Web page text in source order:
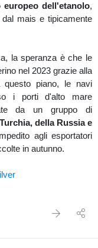
europeo dell'etanolo,
mais e tipicamente
la speranza è che le
nel 2023 grazie alla
piano, le navi
i porti d'alto mare
da un gruppo di
della Russia e
agli esportatori
in autunno.